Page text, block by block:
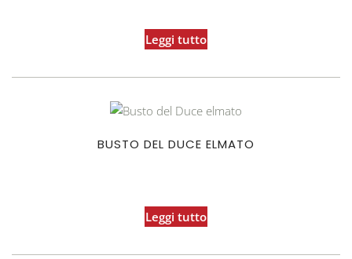
Leggi tutto
BUSTO DEL DUCE ELMATO
Leggi tutto